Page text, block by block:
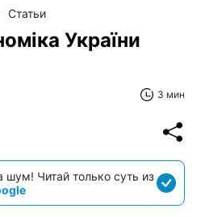
Статьи
України
3 мин
шум! Читай только суть из